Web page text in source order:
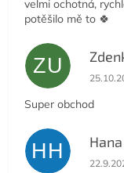
velmi ochotná,
potěšilo mě to 🍀
ZU
Super obchod
HH